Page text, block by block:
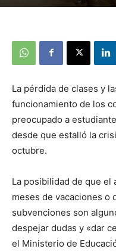
La pérdida de clases y
funcionamiento de los
preocupado a
desde que estalló la
octubre.
La posibilidad de que el
meses de vacaciones o
subvenciones son
despejar dudas y «dar
el Ministerio de